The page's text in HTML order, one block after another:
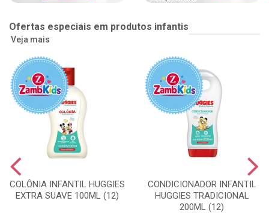
Ofertas especiais em produtos infantis
Veja mais
COLÔNIA INFANTIL HUGGIES
EXTRA SUAVE 100ML (12)
CONDICIONADOR INFANTIL
HUGGIES TRADICIONAL
200ML (12)